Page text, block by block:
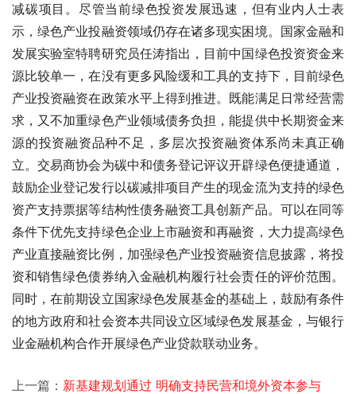
减碳项目。尽管当前绿色投资发展迅速，但有业内人士表
示，绿色产业投融资领域仍存在诸多现实困境。国家金融和
发展实验室特聘研究员任涛指出，目前中国绿色投资资金来
源比较单一，在没有更多风险缓和工具的支持下，目前绿色
产业投资融资在政策水平上得到推进。既能满足日常经营需
求，又不加重绿色产业领域债务负担，能提供中长期资金来
源的投资融资品种不足，多层次投资融资体系尚未真正确
立。交易商协会为碳中和债务登记评议开辟绿色便捷通道，
鼓励企业登记发行以碳减排项目产生的现金流为支持的绿色
资产支持票据等结构性债务融资工具创新产品。可以在同等
条件下优先支持绿色企业上市融资和再融资，大力提高绿色
产业直接融资比例，加强绿色产业投资融资信息披露，将投
资和销售绿色债券纳入金融机构履行社会责任的评价范围。
同时，在前期设立国家绿色发展基金的基础上，鼓励有条件
的地方政府和社会资本共同设立区域绿色发展基金，与银行
业金融机构合作开展绿色产业贷款联动业务。
上一篇： 新基建规划通过 明确支持民营和境外资本参与